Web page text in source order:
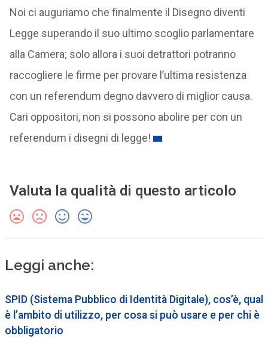
Noi ci auguriamo che finalmente il Disegno diventi
Legge superando il suo ultimo scoglio parlamentare
alla Camera; solo allora i suoi detrattori potranno
raccogliere le firme per provare l’ultima resistenza
con un referendum degno davvero di miglior causa.
Cari oppositori, non si possono abolire per con un
referendum i disegni di legge!
Valuta la qualità di questo articolo
Leggi anche:
SPID (Sistema Pubblico di Identità Digitale), cos’è, qual
è l’ambito di utilizzo, per cosa si può usare e per chi è
obbligatorio